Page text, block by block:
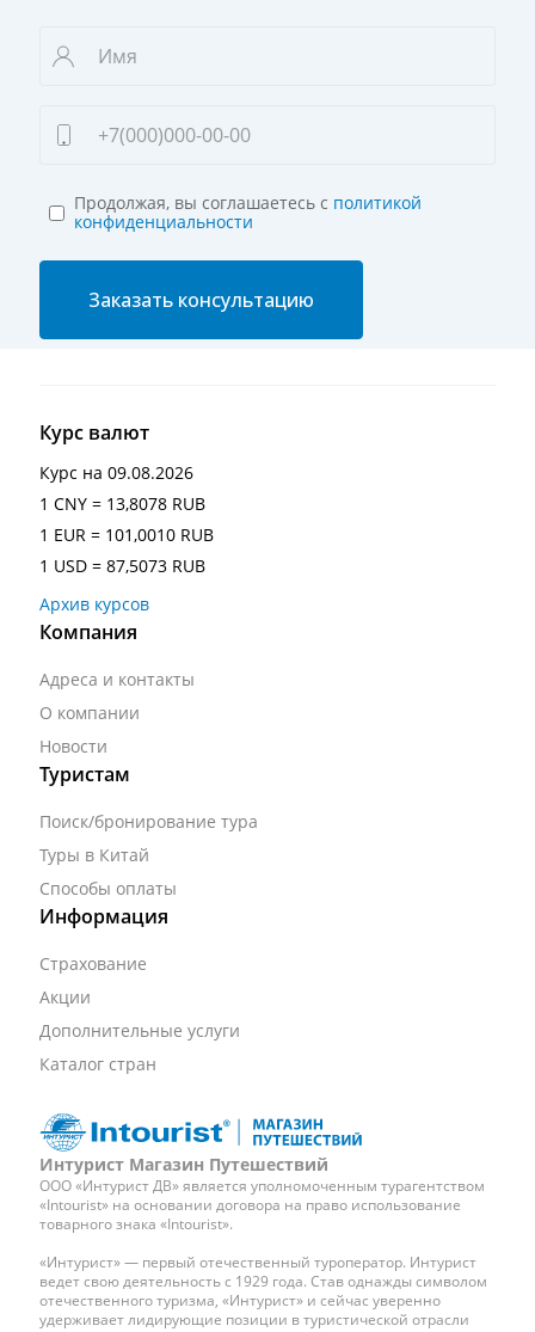
Продолжая, вы соглашаетесь с политикой
конфиденциальности
Заказать консультацию
Курс валют
Курс на 09.08.2026
1 CNY = 13,8078 RUB
1 EUR = 101,0010 RUB
1 USD = 87,5073 RUB
Архив курсов
Компания
Адреса и контакты
О компании
Новости
Туристам
Поиск/бронирование тура
Туры в Китай
Способы оплаты
Информация
Страхование
Акции
Дополнительные услуги
Каталог стран
Интурист Магазин Путешествий
ООО «Интурист ДВ» является уполномоченным турагентством
«Intourist» на основании договора на право использование
товарного знака «Intourist».
«Интурист» — первый отечественный туроператор. Интурист
ведет свою деятельность с 1929 года. Став однажды символом
отечественного туризма, «Интурист» и сейчас уверенно
удерживает лидирующие позиции в туристической отрасли